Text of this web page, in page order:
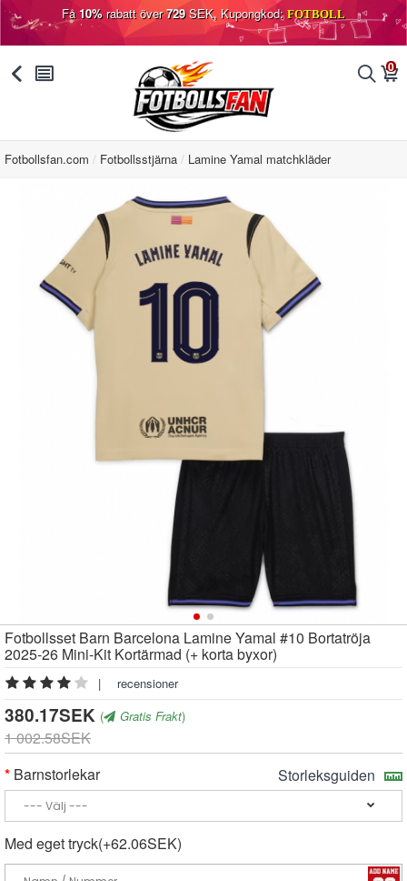
Få10%rabatt över729SEK, Kupongkod: FOTBOLL
󰅯 󰂩 󰂨 0
󰃦
Fotbollsfan.com Fotbollsstjärna Lamine Yamal matchkläder
Fotbollsset Barn Barcelona Lamine Yamal #10 Bortatröja
2025-26 Mini-Kit Kortärmad (+ korta byxor)
| recensioner
380.17SEK ( Gratis Frakt)
1 002.58SEK
Barnstorlekar
Storleksguiden
Med eget tryck(+62.06SEK)